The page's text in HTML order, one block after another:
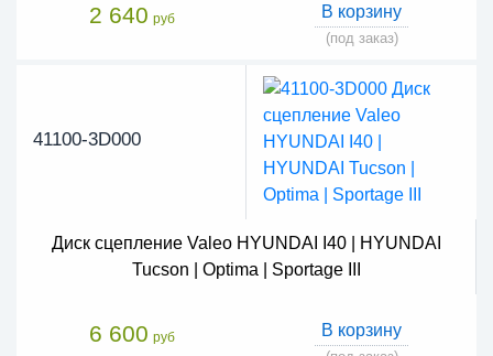
2 640 руб В корзину
(под заказ)
41100-3D000
Диск сцепление Valeo HYUNDAI I40 | HYUNDAI
Tucson | Optima | Sportage III
6 600 руб В корзину